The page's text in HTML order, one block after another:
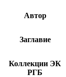
Автор
Заглавие
Коллекции ЭК
РГБ